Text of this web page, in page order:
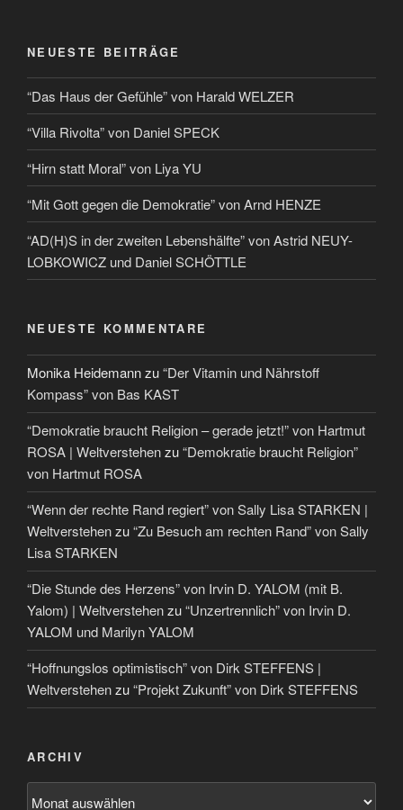
NEUESTE BEITRÄGE
“Das Haus der Gefühle” von Harald WELZER
“Villa Rivolta” von Daniel SPECK
“Hirn statt Moral” von Liya YU
“Mit Gott gegen die Demokratie” von Arnd HENZE
“AD(H)S in der zweiten Lebenshälfte” von Astrid NEUY-
LOBKOWICZ und Daniel SCHÖTTLE
NEUESTE KOMMENTARE
Monika Heidemannzu“Der Vitamin und Nährstoff
Kompass” von Bas KAST
“Demokratie braucht Religion – gerade jetzt!” von Hartmut
ROSA | Weltverstehenzu“Demokratie braucht Religion”
von Hartmut ROSA
“Wenn der rechte Rand regiert” von Sally Lisa STARKEN |
Weltverstehenzu“Zu Besuch am rechten Rand” von Sally
Lisa STARKEN
“Die Stunde des Herzens” von Irvin D. YALOM (mit B.
Yalom) | Weltverstehenzu“Unzertrennlich” von Irvin D.
YALOM und Marilyn YALOM
“Hoffnungslos optimistisch” von Dirk STEFFENS |
Weltverstehenzu“Projekt Zukunft” von Dirk STEFFENS
ARCHIV